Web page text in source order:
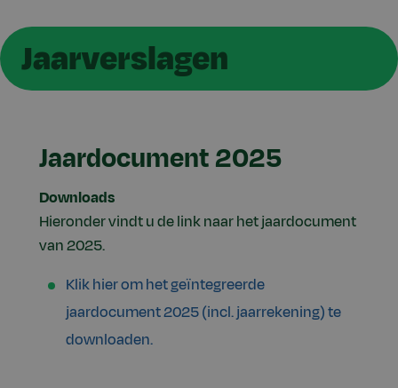
Jaarverslagen
Jaardocument 2025
Downloads
Hieronder vindt u de link naar het jaardocument
van 2025.
Klik hier om het geïntegreerde
jaardocument 2025 (incl. jaarrekening) te
downloaden.